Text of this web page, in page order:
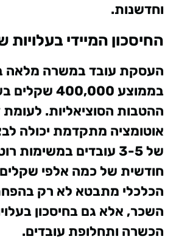
וחדשנות.
החיסכון המיידי בעלויות
העסקת עובד במשרה מלאה
בממוצע
ההטבות הסוציאליות.
אוטומציה מתקדמת יכולה
של 3-5 עובדים במשימות
חודשית של כמה אלפי שקלים
הכלכלי מתבטא לא רק
השכר, אלא גם בחיסכון
הכשרה ותחלופת עובדים.